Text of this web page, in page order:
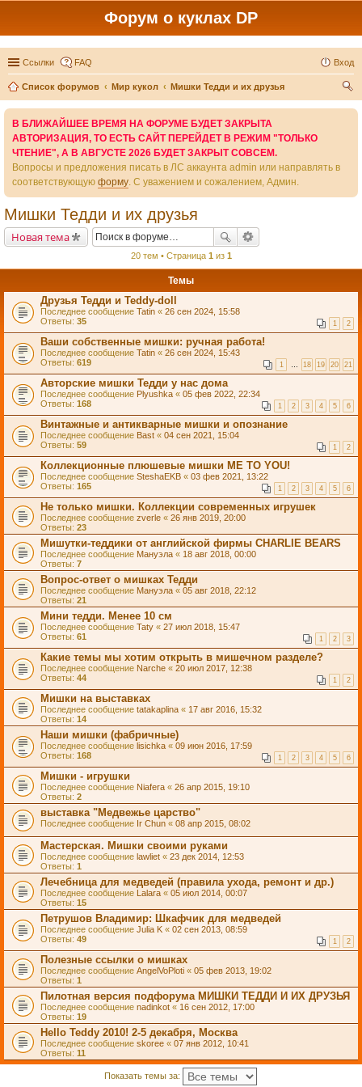
Форум о куклах DP
Ссылки FAQ Вход
Список форумов Мир кукол
Мишки Тедди и их друзья
В БЛИЖАЙШЕЕ ВРЕМЯ НА ФОРУМЕ БУДЕТ ЗАКРЫТА
АВТОРИЗАЦИЯ, ТО ЕСТЬ САЙТ ПЕРЕЙДЕТ В РЕЖИМ "ТОЛЬКО
ЧТЕНИЕ", А В АВГУСТЕ 2026 БУДЕТ ЗАКРЫТ СОВСЕМ.
Вопросы и предложения писать в ЛС аккаунта admin или направлять в
соответствующую форму. С уважением и сожалением, Админ.
Мишки Тедди и их друзья
Новая тема
20 тем • Страница 1 из 1
Темы
Друзья Тедди и Teddy-doll
Последнее сообщение Tatin « 26 сен 2024, 15:58
Ответы: 35 1 2
Ваши собственные мишки: ручная работа!
Последнее сообщение Tatin « 26 сен 2024, 15:43
Ответы: 619 1 … 18 19 20 21
Авторские мишки Тедди у нас дома
Последнее сообщение Plyushka « 05 фев 2022, 22:34
Ответы: 168 1 2 3 4 5 6
Винтажные и антикварные мишки и опознание
Последнее сообщение Bast « 04 сен 2021, 15:04
Ответы: 59 1 2
Коллекционные плюшевые мишки ME TO YOU!
Последнее сообщение SteshaEKB « 03 фев 2021, 13:22
Ответы: 165 1 2 3 4 5 6
Не только мишки. Коллекции современных игрушек
Последнее сообщение zverle « 26 янв 2019, 20:00
Ответы: 23
Мишутки-теддики от английской фирмы CHARLIE BEARS
Последнее сообщение Мануэла « 18 авг 2018, 00:00
Ответы: 7
Вопрос-ответ о мишках Тедди
Последнее сообщение Мануэла « 05 авг 2018, 22:12
Ответы: 21
Мини тедди. Менее 10 см
Последнее сообщение Taty « 27 июл 2018, 15:47
Ответы: 61 1 2 3
Какие темы мы хотим открыть в мишечном разделе?
Последнее сообщение Narche « 20 июл 2017, 12:38
Ответы: 44 1 2
Мишки на выставках
Последнее сообщение tatakaplina « 17 авг 2016, 15:32
Ответы: 14
Наши мишки (фабричные)
Последнее сообщение lisichka « 09 июн 2016, 17:59
Ответы: 168 1 2 3 4 5 6
Мишки - игрушки
Последнее сообщение Niafera « 26 апр 2015, 19:10
Ответы: 2
выставка "Медвежье царство"
Последнее сообщение Ir Chun « 08 апр 2015, 08:02
Мастерская. Мишки своими руками
Последнее сообщение lawliet « 23 дек 2014, 12:53
Ответы: 1
Лечебница для медведей (правила ухода, ремонт и др.)
Последнее сообщение Lalara « 05 июл 2014, 00:07
Ответы: 15
Петрушов Владимир: Шкафчик для медведей
Последнее сообщение Julia K « 02 сен 2013, 08:59
Ответы: 49 1 2
Полезные ссылки о мишках
Последнее сообщение AngelVoPloti « 05 фев 2013, 19:02
Ответы: 1
Пилотная версия подфорума МИШКИ ТЕДДИ И ИХ ДРУЗЬЯ
Последнее сообщение nadinkot « 16 сен 2012, 17:00
Ответы: 19
Hello Teddy 2010! 2-5 декабря, Москва
Последнее сообщение skoree « 07 янв 2012, 10:41
Ответы: 11
Показать темы за: